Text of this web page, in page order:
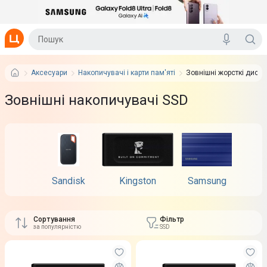
Аксесуари Накопичувачі і карти пам'яті Зовнішні жорсткі диски
Зовнішні накопичувачі SSD
Sandisk Kingston Samsung
Сортування
за популярністю
Фільтр
SSD